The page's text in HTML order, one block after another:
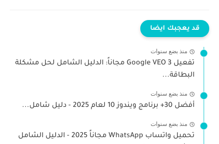
قد يعجبك ايضا
منذ بضع سنوات
تفعيل Google VEO 3 مجاناً: الدليل الشامل لحل مشكلة
البطاقة...
منذ بضع سنوات
أفضل 30+ برنامج ويندوز 10 لعام 2025 - دليل شامل...
منذ بضع سنوات
تحميل واتساب WhatsApp مجاناً 2025 - الدليل الشامل